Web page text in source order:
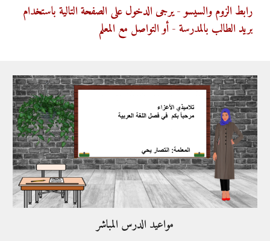
بريد الطالب بالمدرسة - أو التواصل مع المعلم
مواعيد الدرس المباشر